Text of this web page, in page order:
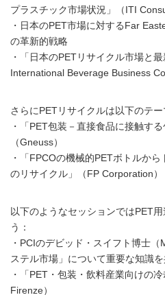
プラスチック市場状況」（ITI
・日本のPET市場に対するFar
の革新的戦略
・「日本のPETリサイクル市場と
International Beverage Business
さらにPETリサイクルは以下のテー
・「PET包装－直接食品に接触する
（Gneuss）
・「FPCOの機械的PETボトルか
のリサイクル」（FP Corporation）
以下のようなセッションではPET
う：
・PCIのデビッド・スイフト博士
ステル市場」について重要な知識を
・「PET・包装・飲料産業向けの
Firenze）